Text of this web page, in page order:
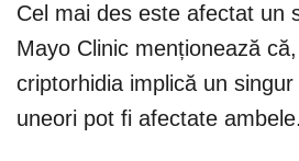
Cel mai des este afectat un
Mayo Clinic menționează
criptorhidia implică un
uneori pot fi afectate ambele.